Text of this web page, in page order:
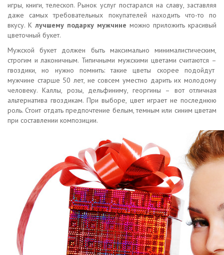
игры, книги, телескоп. Рынок услуг постарался на славу, заставляя
даже самых требовательных покупателей находить что-то по
вкусу. К лучшему подарку мужчине можно приложить красивый
цветочный букет.
Мужской букет должен быть максимально минималистическим,
строгим и лаконичным. Типичными мужскими цветами считаются –
гвоздики, но нужно помнить: такие цветы скорее подойдут
мужчине старше 50 лет, не совсем уместно дарить их молодому
человеку. Каллы, розы, дельфиниму, георгины – вот отличная
альтернатива гвоздикам. При выборе, цвет играет не последнюю
роль. Стоит отдать предпочтение белым, темным или синим цветам
при составлении композиции.